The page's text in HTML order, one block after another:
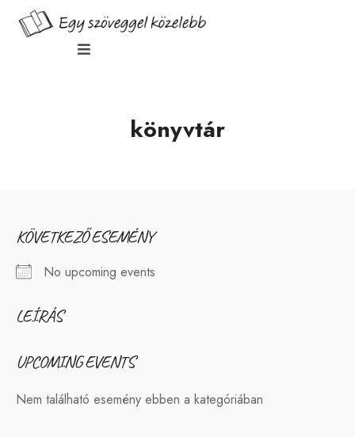
könyvtár
KÖVETKEZŐ ESEMÉNY
No upcoming events
LEÍRÁS
UPCOMING EVENTS
Nem található esemény ebben a kategóriában